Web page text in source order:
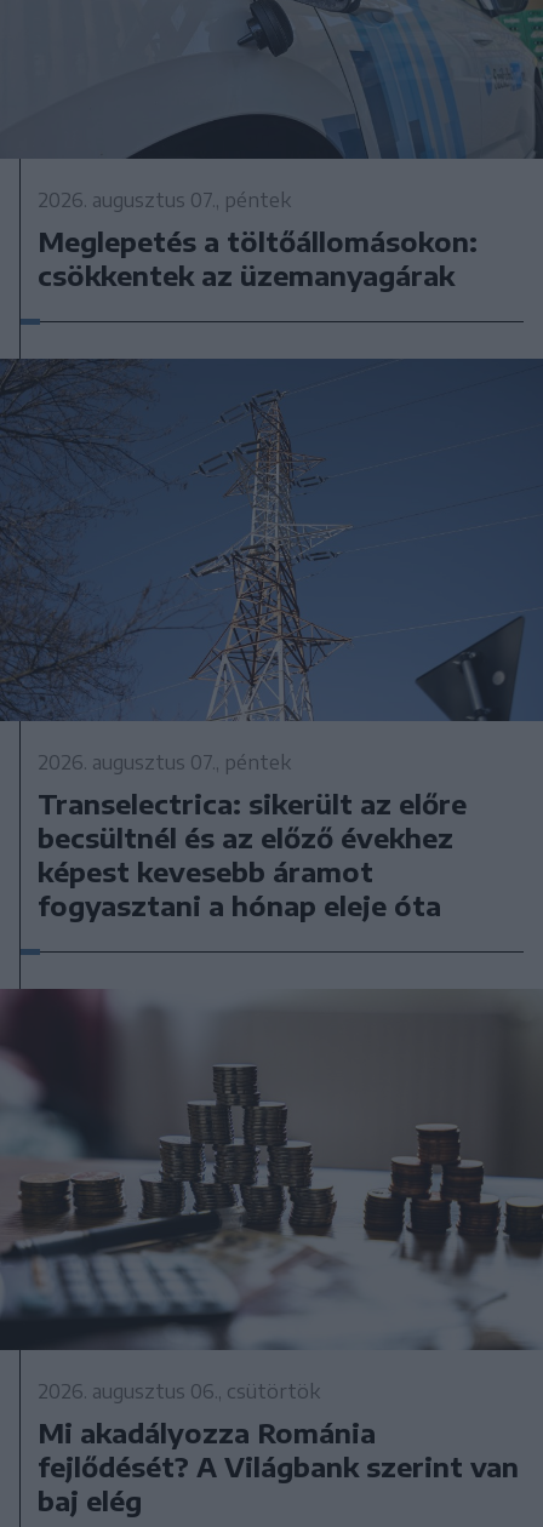
2026. augusztus 07., péntek
Meglepetés a töltőállomásokon:
csökkentek az üzemanyagárak
2026. augusztus 07., péntek
Transelectrica: sikerült az előre
becsültnél és az előző évekhez
képest kevesebb áramot
fogyasztani a hónap eleje óta
2026. augusztus 06., csütörtök
Mi akadályozza Románia
fejlődését? A Világbank szerint van
baj elég